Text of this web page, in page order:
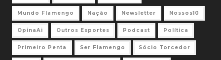
Mundo Flamengo Nação Newsletter Nossos10
OpinaAi Outros Esportes Podcast Política
Primeiro Penta Ser Flamengo Sócio Torcedor